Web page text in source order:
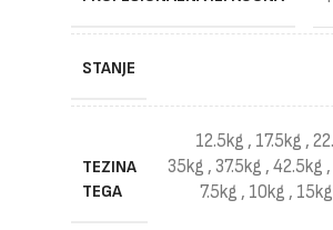
STANJE
TEZINA
TEGA
12.5kg , 17.5kg ,
35kg , 37.5kg , 42.5kg ,
7.5kg , 10kg , 15kg